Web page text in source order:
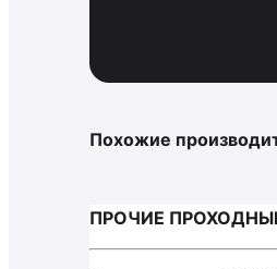
Похожие
ПРОЧИЕ ПРОХОДНЫЕ